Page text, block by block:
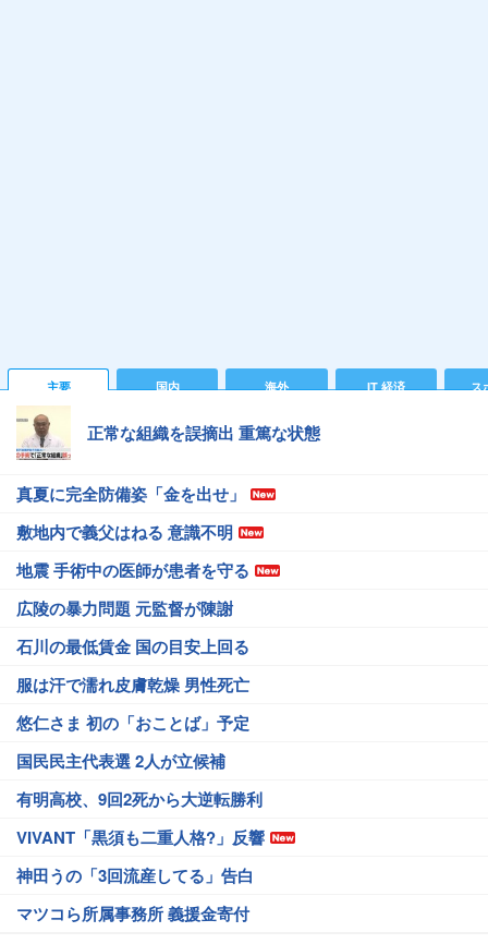
主要 国内 海外 IT 経済 ス
正常な組織を誤摘出 重篤な状態
真夏に完全防備姿「金を出せ」
敷地内で義父はねる 意識不明
地震 手術中の医師が患者を守る
広陵の暴力問題 元監督が陳謝
石川の最低賃金 国の目安上回る
服は汗で濡れ皮膚乾燥 男性死亡
悠仁さま 初の「おことば」予定
国民民主代表選 2人が立候補
有明高校、9回2死から大逆転勝利
VIVANT「黒須も二重人格?」反響
神田うの「3回流産してる」告白
マツコら所属事務所 義援金寄付